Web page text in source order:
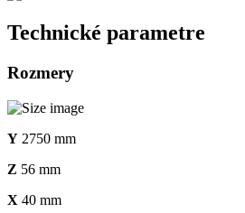
Technické parametre
Rozmery
Y 2750 mm
Z 56 mm
X 40 mm